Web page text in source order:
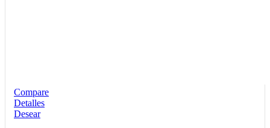
Compare
Detalles
Desear